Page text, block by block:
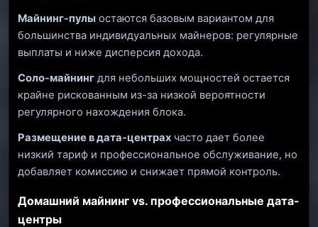
Майнинг-пулы остаются базовым вариантом для
большинства индивидуальных майнеров: регулярные
выплаты и ниже дисперсия дохода.
Соло-майнинг для небольших мощностей остается
крайне рискованным из-за низкой вероятности
регулярного нахождения блока.
Размещение в дата-центрах часто дает более
низкий тариф и профессиональное обслуживание, но
добавляет комиссию и снижает прямой контроль.
Домашний майнинг vs. профессиональные дата-
центры